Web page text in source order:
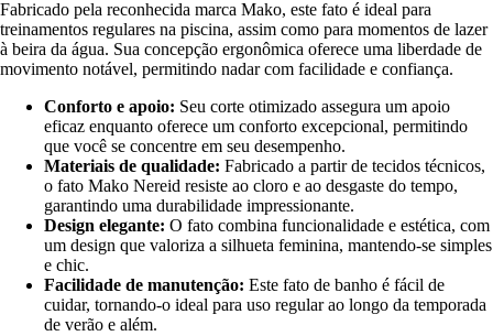
Fabricado pela reconhecida marca Mako, este fato é ideal para
treinamentos regulares na piscina, assim como para momentos de lazer
à beira da água. Sua concepção ergonômica oferece uma liberdade de
movimento notável, permitindo nadar com facilidade e confiança.
Conforto e apoio: Seu corte otimizado assegura um apoio
eficaz enquanto oferece um conforto excepcional, permitindo
que você se concentre em seu desempenho.
Materiais de qualidade: Fabricado a partir de tecidos técnicos,
o fato Mako Nereid resiste ao cloro e ao desgaste do tempo,
garantindo uma durabilidade impressionante.
Design elegante: O fato combina funcionalidade e estética, com
um design que valoriza a silhueta feminina, mantendo-se simples
e chic.
Facilidade de manutenção: Este fato de banho é fácil de
cuidar, tornando-o ideal para uso regular ao longo da temporada
de verão e além.